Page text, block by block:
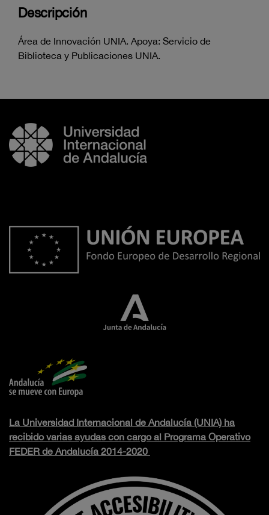
Descripción
Área de Innovación UNIA. Apoya: Servicio de
Biblioteca y Publicaciones UNIA.
La Universidad Internacional de Andalucía (UNIA) ha
recibido varias ayudas con cargo al Programa Operativo
FEDER de Andalucía 2014-2020